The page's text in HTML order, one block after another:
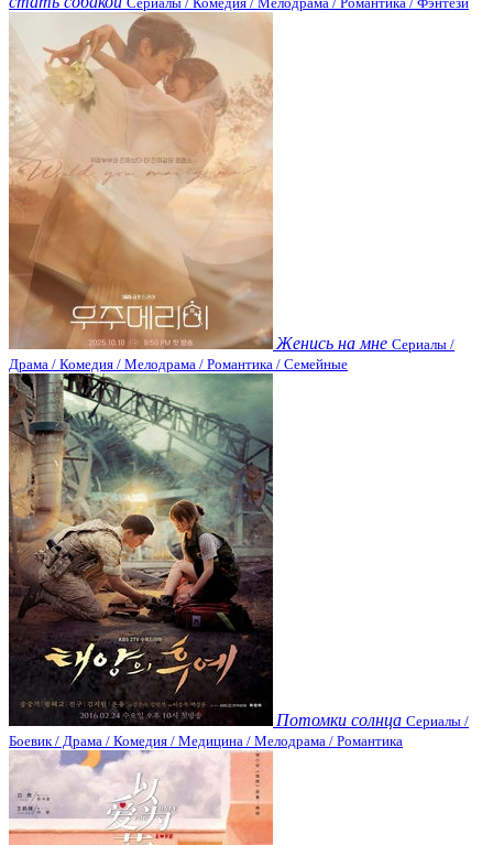
Женись на мне Сериалы /
Драма / Комедия / Мелодрама / Романтика / Семейные
Потомки солнца Сериалы /
Боевик / Драма / Комедия / Медицина / Мелодрама / Романтика